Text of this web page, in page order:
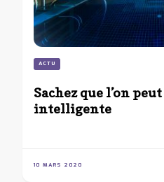
ACTU
Sachez que l’on
intelligente
10 MARS 2020